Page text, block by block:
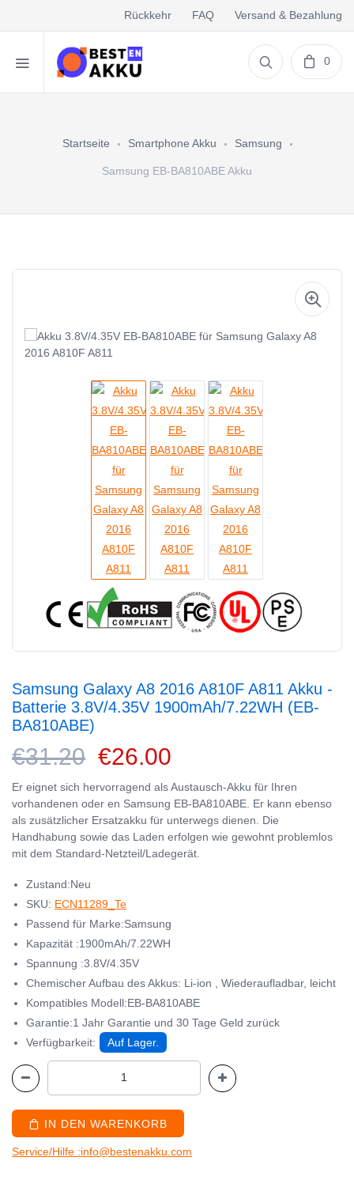
Rückkehr FAQ Versand & Bezahlung
0
Startseite Smartphone Akku Samsung
Samsung EB-BA810ABE Akku
Samsung Galaxy A8 2016 A810F A811 Akku -
Batterie 3.8V/4.35V 1900mAh/7.22WH (EB-
BA810ABE)
€31.20 €26.00
Er eignet sich hervorragend als Austausch-Akku für Ihren
vorhandenen oder en Samsung EB-BA810ABE. Er kann ebenso
als zusätzlicher Ersatzakku für unterwegs dienen. Die
Handhabung sowie das Laden erfolgen wie gewohnt problemlos
mit dem Standard-Netzteil/Ladegerät.
Zustand:Neu
SKU: ECN11289_Te
Passend für Marke:Samsung
Kapazität :1900mAh/7.22WH
Spannung :3.8V/4.35V
Chemischer Aufbau des Akkus: Li-ion , Wiederaufladbar, leicht
Kompatibles Modell:EB-BA810ABE
Garantie:1 Jahr Garantie und 30 Tage Geld zurück
Verfügbarkeit:
Auf Lager.
IN DEN WARENKORB
Service/Hilfe :info@bestenakku.com